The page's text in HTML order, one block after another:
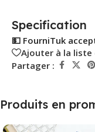
Specification
💵 FourniTuk
Ajouter à la liste
Partager :
Produits en